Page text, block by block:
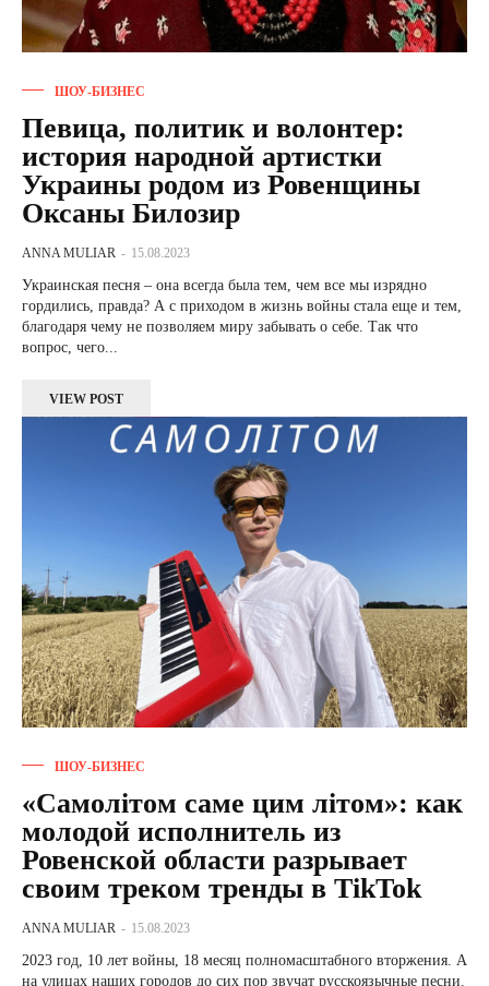
ШОУ-БИЗНЕС
Певица, политик и волонтер:
история народной артистки
Украины родом из Ровенщины
Оксаны Билозир
ANNA MULIAR - 15.08.2023
Украинская песня – она всегда была тем, чем все мы изрядно
гордились, правда? А с приходом в жизнь войны стала еще и тем,
благодаря чему не позволяем миру забывать о себе. Так что
вопрос, чего...
VIEW POST
ШОУ-БИЗНЕС
«Самолітом саме цим літом»: как
молодой исполнитель из
Ровенской области разрывает
своим треком тренды в TikTok
ANNA MULIAR - 15.08.2023
2023 год, 10 лет войны, 18 месяц полномасштабного вторжения. А
на улицах наших городов до сих пор звучат русскоязычные песни.